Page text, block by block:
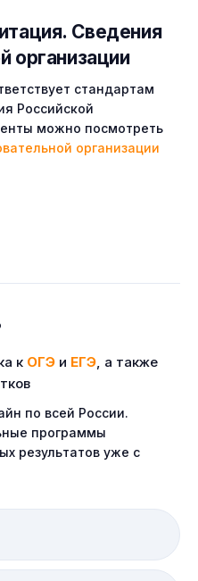
Cведения
организации
стандартам
Российской
можно посмотреть
организации
к ОГЭ и ЕГЭ, а также
по всей России.
программы
результатов уже с